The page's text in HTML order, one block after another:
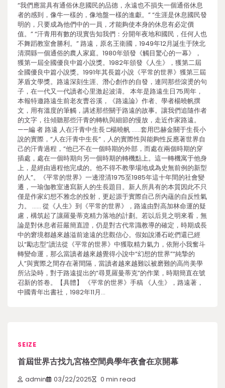
“我們應當具有通俗休息國民的品德，永遠也不損失一個通俗休息
者的感到，像牛一樣的，像地盤一樣的進獻。” “生涯是休息國民發
明的，只要成為他們中的一員，才能夠使本身的休息有必定價
值。” “汗青用有數的現實告知我們：分開年夜地和國民，任何人也
不舞蹈教室會勝利。” 路遠，原名王衛國，1949年12月誕生于陜北
清澗縣一個通俗的農人家庭。1980年頒發《觸目驚心的一幕》，
獲第一屆全國優良中篇小說獎。1982年頒發《人生》，獲第二屆
全國優良中篇小說獎。1991年其長篇小說《平常的世界》獲第三屆
茅盾文學獎。路遠深刻生涯、潛心創作的自發，連同那些滾燙的句
子，在一代又一代讀者心里激起波濤。 本年是路遠生日75周年，
本報特邀路遠生前老友曹谷溪，《路遠論》作者、學者楊曉帆撰
文，用有溫度的筆觸，講述那些關于路遠的故事。讓我們追隨作者
的文字，往傾聽那些汗青的轉軌與細節的慢放，走近作家路遠。
——編 者 路遠 人在汗青中生長 □楊曉帆 ……套用巴赫金關于生長小
說的實際，“人在汗青中生長”，人的實際性與能夠性反應著世界自
己的汗青過程，“他已不在一個時期的外部，而處在兩個時期的穿
插處，處在一個時期向另一個時期的轉機點上。這一轉機寓于他身
上，是經由過程他完成的。他不得不教學場地成為史無前例的新型
的人”。《平常的世界》一邊澄清1975至1985年這十年間的社會變
遷，一瑜伽教室邊寫新人的生長題目。新人所具有的本質因此不只
僅是作家幻想不雅念的投射，更起源于實際自己所內蘊的自反性氣
力。 …… 從《人生》到《平常的世界》，路遠由對高加林命運的疑
慮，構筑起了讓羅曼蒂克精力落地的計劃。若以后見之明來看，無
論是對休息者莊嚴簡直證，仍是對古代常識教導的確定，時期成長
中的窘境都越來越溢前途遠的悲觀信心。假如說潘石屹們還已經
以“勵志型”讀法從《平常的世界》中獲取精力氣力，依附小我奮斗
轉變命運，那么當讀者越來越覺得小說中“幻想的世界”“純摯的
人”與實際之間存在著間隔，當讀者越來越難以被磨難的高尚美學
所沾染時，對于路遠提出的“尋覓羅曼蒂克”的作業，時期簡直在號
召新的答卷。【具體】 《平常的世界》手稿 《人生》，路遠著，
中國青年出書社，1982年11月…
SEIZE
首屆世界古找九宮格空間典學年夜會在京開幕
admin 03/22/2025 0 min read